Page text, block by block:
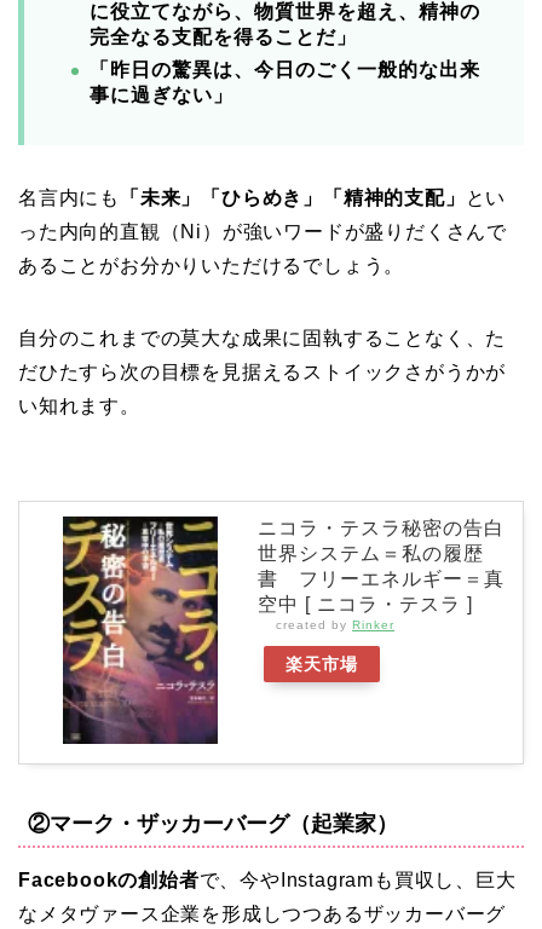
に役立てながら、物質世界を超え、精神の
完全なる支配を得ることだ」
「昨日の驚異は、今日のごく一般的な出来
事に過ぎない」
名言内にも 「未来」「ひらめき」「精神的支配」
とい
った内向的直観（Ni）が強いワードが盛りだくさんで
あることがお分かりいただけるでしょう。
自分のこれまでの莫大な成果に固執することなく、た
だひたすら次の目標を見据えるストイックさがうかが
い知れます。
ニコラ・テスラ秘密の告白
世界システム＝私の履歴
書 フリーエネルギー＝真
空中 [ ニコラ・テスラ ]
created by Rinker
楽天市場
②マーク・ザッカーバーグ（起業家）
Facebookの創始者で、今やInstagramも買収し、巨大
なメタヴァース企業を形成しつつあるザッカーバーグ